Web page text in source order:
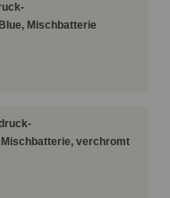
Mischbatterie
verchromt